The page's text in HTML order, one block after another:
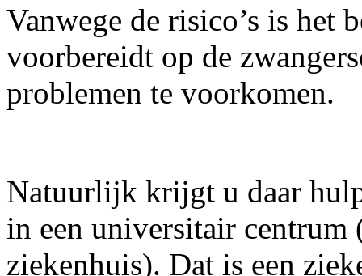
Vanwege de risico’s is het
voorbereidt op de
problemen te voorkomen.
Natuurlijk krijgt u daar
in een universitair centrum
ziekenhuis). Dat is een